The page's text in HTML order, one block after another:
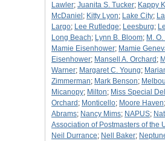
Lawler; Juanita S. Tucker; Kappy
McDaniel ; Kitty Lyon; Lake City;
Largo; Lee Rutledge; Leesburg;
Long Beach; Lynn B. Bloom; M.
Mamie Eisenhower; Mamie
Eisenhower; Mansell A. Orchard ;
Warner; Margaret C. Young;
Zimmerman; Mark Benson;
Micanopy; Milton; Miss Special
Orchard ; Monticello; Moore Haven;
Abrams; Nancy Mims; NAPUS;
Association of Postmasters of the
Neil Durrance; Nell Baker;